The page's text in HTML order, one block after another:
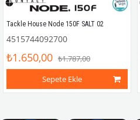
Tackle House Node 150F SALT 02
4515744092700
₺1.650,00 ₺1.787,00
Sepete Ekle